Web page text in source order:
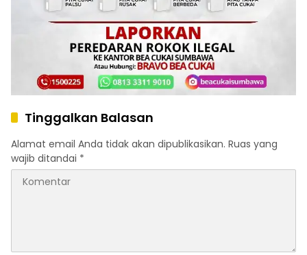
Tinggalkan Balasan
Alamat email Anda tidak akan dipublikasikan. Ruas yang
wajib ditandai *